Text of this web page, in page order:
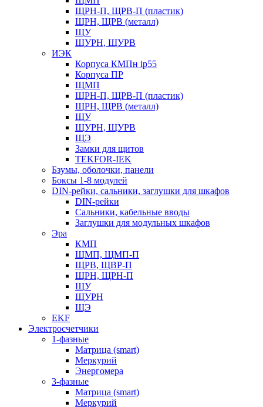
ЩРН-П, ЩРВ-П (пластик)
ЩРН, ЩРВ (металл)
ЩУ
ЩУРН, ЩУРВ
ИЭК
Корпуса КМПн ip55
Корпуса ПР
ЩМП
ЩРН-П, ЩРВ-П (пластик)
ЩРН, ЩРВ (металл)
ЩУ
ЩУРН, ЩУРВ
ЩЭ
Замки для щитов
TEKFOR-IEK
Бзумы, оболочки, панели
Боксы 1-8 модулей
DIN-рейки, сальники, заглушки для шкафов
DIN-рейки
Сальники, кабельные вводы
Заглушки для модульных шкафов
Эра
КМП
ЩМП, ЩМП-П
ЩРВ, ЩВР-П
ЩРН, ЩРН-П
ЩУ
ЩУРН
ЩЭ
EKF
Электросчетчики
1-фазные
Матрица (smart)
Меркурий
Энергомера
3-фазные
Матрица (smart)
Меркурий